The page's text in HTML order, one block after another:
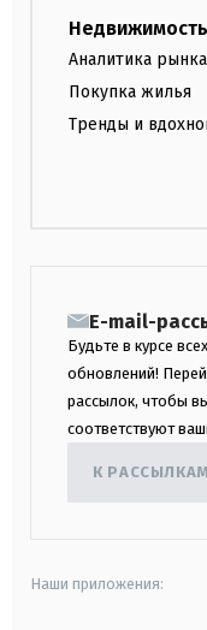
Недвижимость
Аналитика рынка
Покупка жилья
Тренды и
E-mail-
Будьте в курсе
обновлений!
рассылок, чтобы
соответствуют
К РАССЫЛКАМ
Наши приложения: